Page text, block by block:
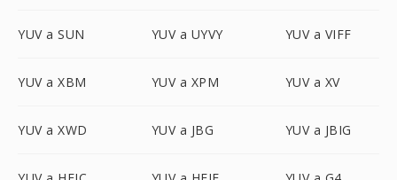
YUV a SUN YUV a UYVY YUV a VIFF
YUV a XBM YUV a XPM YUV a XV
YUV a XWD YUV a JBG YUV a JBIG